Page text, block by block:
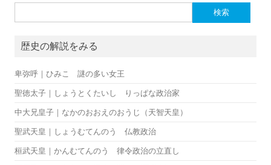
歴史の解説をみる
卑弥呼｜ひみこ 謎の多い女王
聖徳太子｜しょうとくたいし りっぱな政治家
中大兄皇子｜なかのおおえのおうじ（天智天皇）
聖武天皇｜しょうむてんのう 仏教政治
桓武天皇｜かんむてんのう 律令政治の立直し